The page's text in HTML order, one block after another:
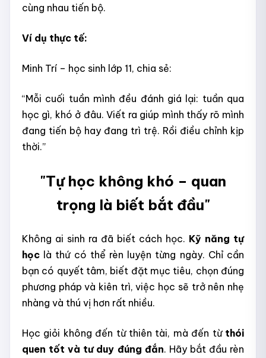
cùng nhau tiến bộ.
Ví dụ thực tế:
Minh Trí – học sinh lớp 11, chia sẻ:
“Mỗi cuối tuần mình đều đánh giá lại: tuần qua
học gì, khó ở đâu. Viết ra giúp mình thấy rõ mình
đang tiến bộ hay đang trì trệ. Rồi điều chỉnh kịp
thời.”
"Tự học không khó – quan
trọng là biết bắt đầu"
Không ai sinh ra đã biết cách học. Kỹ năng tự
học là thứ có thể rèn luyện từng ngày. Chỉ cần
bạn có quyết tâm, biết đặt mục tiêu, chọn đúng
phương pháp và kiên trì, việc học sẽ trở nên nhẹ
nhàng và thú vị hơn rất nhiều.
Học giỏi không đến từ thiên tài, mà đến từthói
quen tốt và tư duy đúng đắn. Hãy bắt đầu rèn